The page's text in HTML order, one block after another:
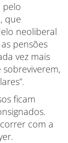
pelo
que
neoliberal
pensões
vez mais
sobreviverem,
ficam
com a